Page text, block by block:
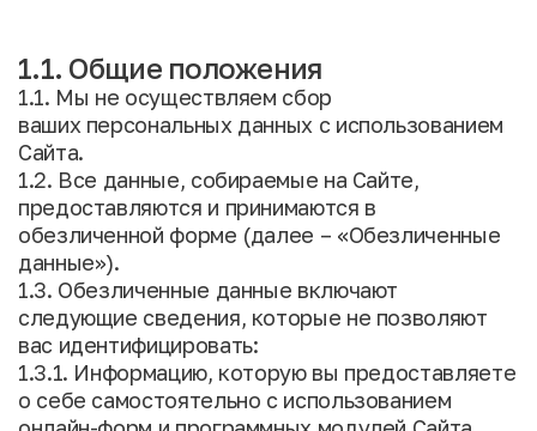
1.1. Общие положения
1.1. Мы не осуществляем сбор
ваших персональных данных с использованием
Сайта.
1.2. Все данные, собираемые на Сайте,
предоставляются и принимаются в
обезличенной форме (далее – «Обезличенные
данные»).
1.3. Обезличенные данные включают
следующие сведения, которые не позволяют
вас идентифицировать:
1.3.1. Информацию, которую вы предоставляете
о себе самостоятельно с использованием